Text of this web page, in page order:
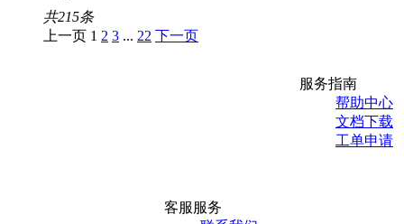
共215条
上一页 1 2 3 ... 22 下一页
服务指南
帮助中心
文档下载
工单申请
客服服务